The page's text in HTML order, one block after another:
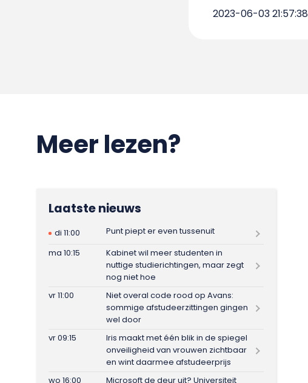
2023-06-03 21:57:38
Meer lezen?
Laatste nieuws
di 11:00
Punt piept er even tussenuit
ma 10:15
Kabinet wil meer studenten in
nuttige studierichtingen, maar zegt
nog niet hoe
vr 11:00
Niet overal code rood op Avans:
sommige afstudeerzittingen gingen
wel door
vr 09:15
Iris maakt met één blik in de spiegel
onveiligheid van vrouwen zichtbaar
en wint daarmee afstudeerprijs
wo 16:00
Microsoft de deur uit? Universiteit